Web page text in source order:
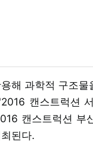
해 과학적 구조
캔스트럭션
캔스트럭션 부
된다.